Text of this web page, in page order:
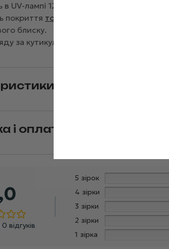
в UV-лампі 120 секунд, в LED-лампі 60
покриття топом
для запобігання
блиску.
за кутикулою нанесіть спеціальну олію.
і оплата
відгуків
5 зірок
4 зірки
3 зірки
2 зірки
1 зірка